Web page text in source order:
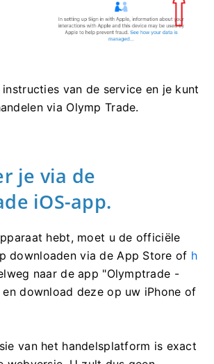
van de service en je kunt
via Olymp Trade.
je via de
iOS-app.
hebt, moet u de officiële
downloaden via de App Store of h
naar de app "Olymptrade -
en download deze op uw iPhone of
van het handelsplatform is exact